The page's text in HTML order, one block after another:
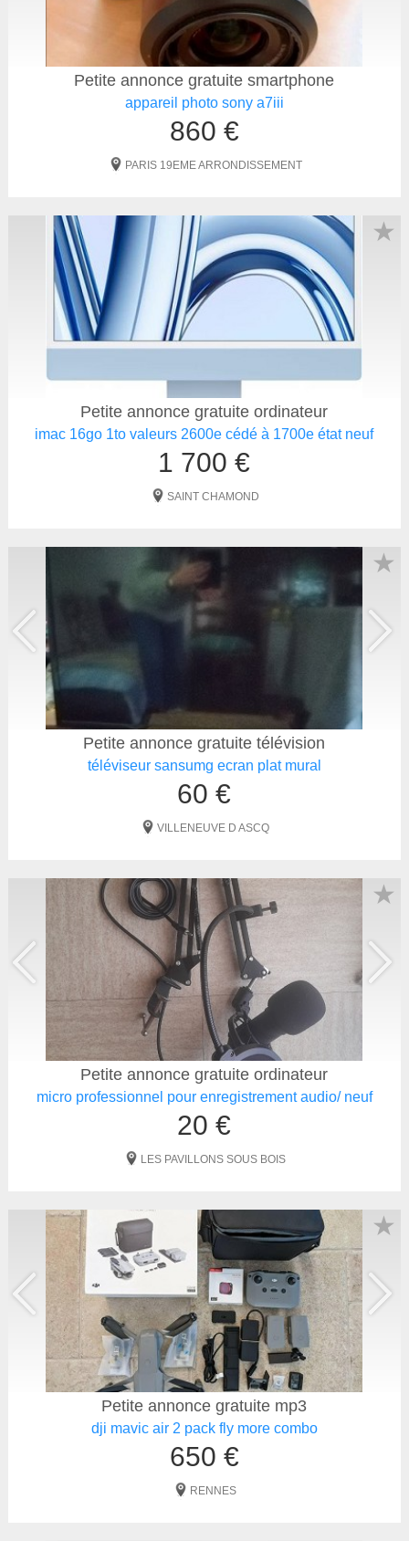
Petite annonce gratuite smartphone
appareil photo sony a7iii
860 €
PARIS 19EME ARRONDISSEMENT
Petite annonce gratuite ordinateur
imac 16go 1to valeurs 2600e cédé à 1700e état neuf
1 700 €
SAINT CHAMOND
★
Petite annonce gratuite télévision
téléviseur sansumg ecran plat mural
60 €
VILLENEUVE D ASCQ
★
Petite annonce gratuite ordinateur
micro professionnel pour enregistrement audio/ neuf
20 €
LES PAVILLONS SOUS BOIS
★
Petite annonce gratuite mp3
dji mavic air 2 pack fly more combo
650 €
RENNES
★